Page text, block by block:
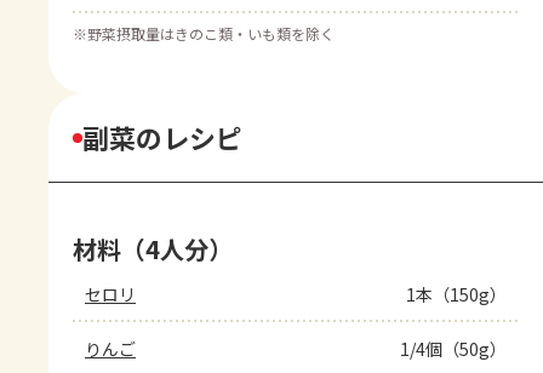
※野菜摂取量はきのこ類・いも類を除く
副菜のレシピ
材料（4人分）
セロリ 1本（150g）
りんご 1/4個（50g）